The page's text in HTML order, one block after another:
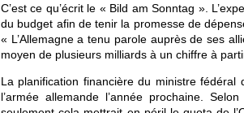
C’est ce qu’écrit le « Bild am Sonntag ».
du budget afin de tenir la promesse de
« L’Allemagne a tenu parole auprès de ses
moyen de plusieurs milliards à un chiffre à
La planification financière du ministre
l’armée allemande l’année prochaine.